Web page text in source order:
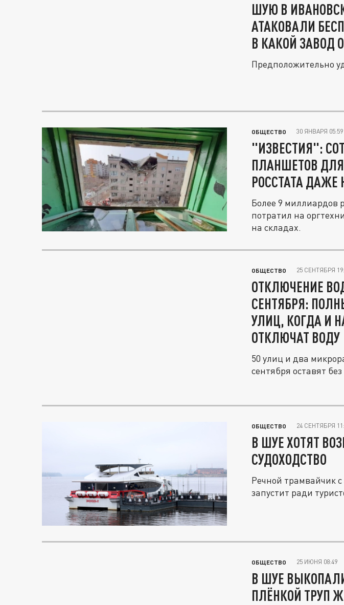
ШУЮ В
АТАКОВАЛИ
В КАКОЙ ЗАВОД
Предположительно
ОБЩЕСТВО 30 ЯНВАРЯ 05:59
"ИЗВЕСТИЯ":
ПЛАНШЕТОВ
РОССТАТА ДАЖЕ
Более 9 миллиардов
потратил на
на складах.
ОБЩЕСТВО 25 СЕНТЯБРЯ
ОТКЛЮЧЕНИЕ
СЕНТЯБРЯ:
УЛИЦ, КОГДА И
ОТКЛЮЧАТ ВОДУ
50 улиц и два
сентября оставят
ОБЩЕСТВО 24 СЕНТЯБРЯ
В ШУЕ ХОТЯТ
СУДОХОДСТВО
Речной трамвайчик
запустит ради
ОБЩЕСТВО 25 ИЮНЯ 08:49
В ШУЕ
ПЛЁНКОЙ ТРУП